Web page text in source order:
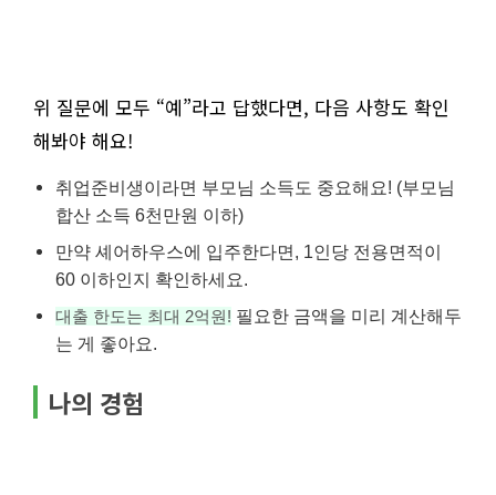
위 질문에 모두 “예”라고 답했다면, 다음 사항도 확인
해봐야 해요!
취업준비생이라면 부모님 소득도 중요해요! (부모님
합산 소득 6천만원 이하)
만약 셰어하우스에 입주한다면, 1인당 전용면적이
60 이하인지 확인하세요.
대출 한도는 최대 2억원! 필요한 금액을 미리 계산해두
는 게 좋아요.
나의 경험